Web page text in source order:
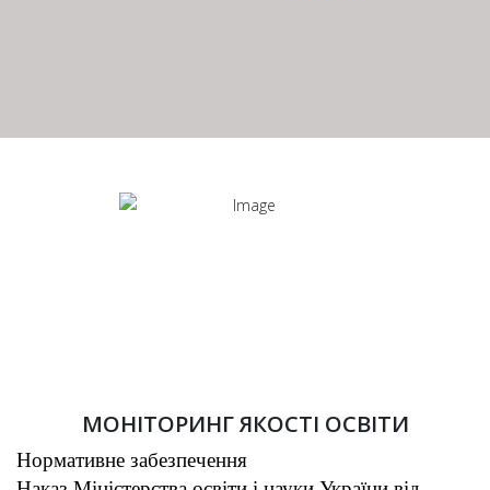
МОНІТОРИНГ ЯКОСТІ ОСВІТИ
Нормативне забезпечення